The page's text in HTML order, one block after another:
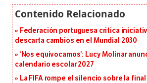
Federación portuguesa critica
descarta cambios en el Mundial 2030
‘Nos equivocamos’: Lucy Molinar
calendario escolar 2027
La FIFA rompe el silencio sobre la